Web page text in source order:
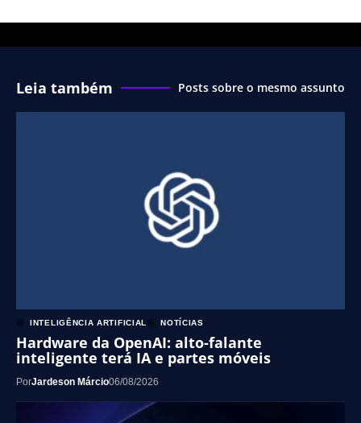
Leia também Posts sobre o mesmo assunto
INTELIGÊNCIA ARTIFICIAL NOTÍCIAS
Hardware da OpenAI: alto-falante
inteligente terá IA e partes móveis
PorJardeson Márcio06/08/2026